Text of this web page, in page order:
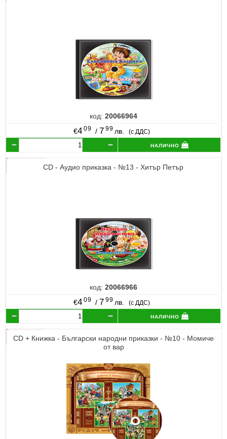
код: 20066964
€4 09 / 7 99 лв. (с ДДС)
налично
CD - Аудио приказка - №13 - Хитър Петър
код: 20066966
€4 09 / 7 99 лв. (с ДДС)
налично
CD + Книжка - Български народни приказки - №10 - Момиче
от вар